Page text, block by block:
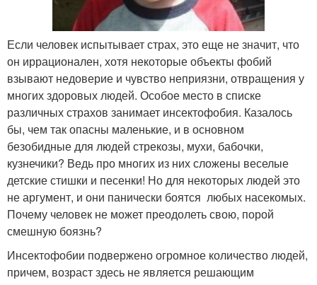
Если человек испытывает страх, это еще не значит, что
он иррационален, хотя некоторые объекты фобий
взывают недоверие и чувство неприязни, отвращения у
многих здоровых людей. Особое место в списке
различных страхов занимает инсектофобия. Казалось
бы, чем так опасны маленькие, и в основном
безобидные для людей стрекозы, мухи, бабочки,
кузнечики? Ведь про многих из них сложены веселые
детские стишки и песенки! Но для некоторых людей это
не аргумент, и они панически боятся любых насекомых.
Почему человек не может преодолеть свою, порой
смешную боязнь?
Инсектофобии подвержено огромное количество людей,
причем, возраст здесь не является решающим